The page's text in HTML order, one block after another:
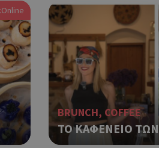
BRUNCH, COFFEE
ΤΟ ΚΑΦΕΝΕΙΟ
χρήστη. Συνήθως είναι
που δημιουργείται, ο
να είναι
ιστότοπο, αλλά ένα καλό
της κατάστασης
μεταξύ σελίδων.
σύνδεση στο Google
σκοπούς Capping δηλαδή να
φορά την ημέρα στον χρήστη
ενέργειες όπως είναι το